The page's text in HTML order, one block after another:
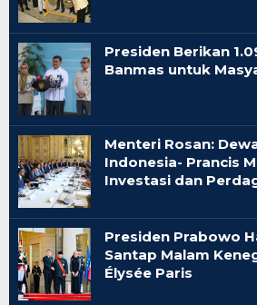
Presiden Berikan
Banmas untuk
Menteri Rosan:
Indonesia- Prancis
Investasi dan
Presiden Prabowo
Santap Malam
Élysée Paris